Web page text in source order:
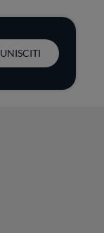
account menu
UNISCITI